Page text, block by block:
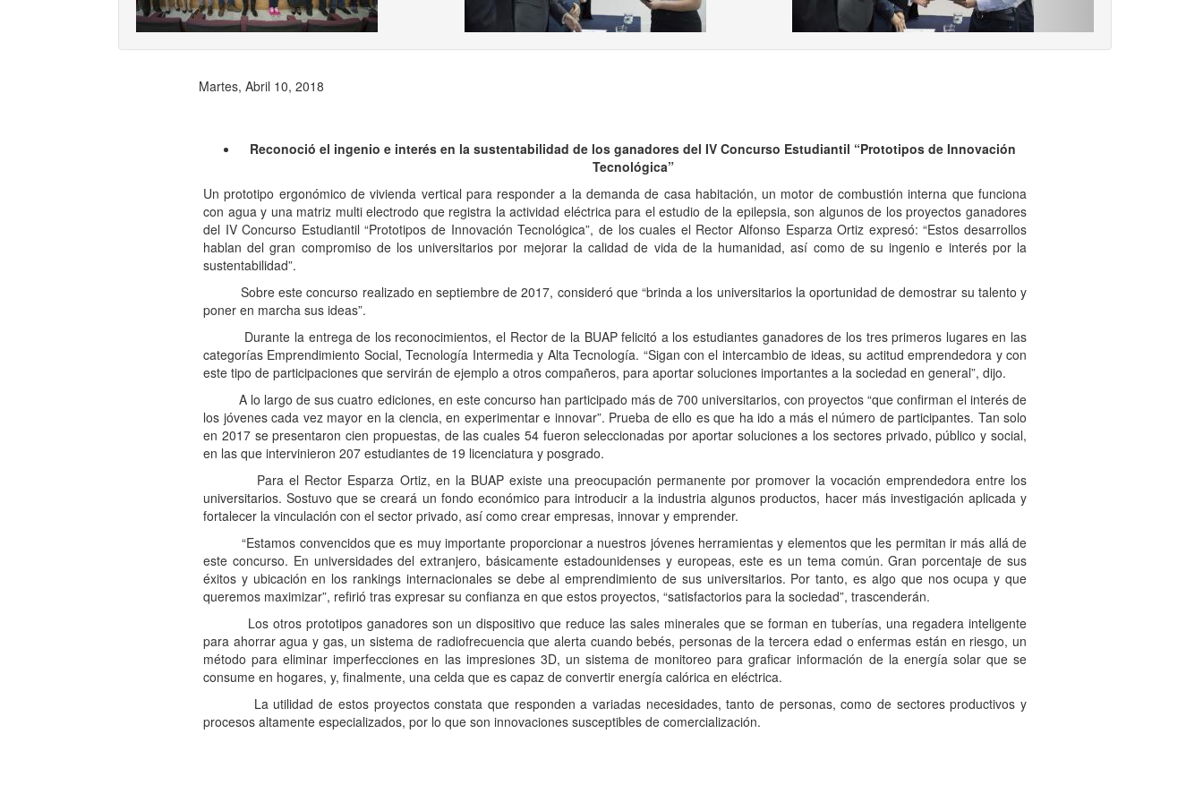
Martes, Abril 10, 2018
Reconoció el ingenio e interés en la sustentabilidad de los ganadores del IV Concurso Estudiantil “Prototipos de Innovación
Tecnológica”
Un prototipo ergonómico de vivienda vertical para responder a la demanda de casa habitación, un motor de combustión interna que funciona
con agua y una matriz multi electrodo que registra la actividad eléctrica para el estudio de la epilepsia, son algunos de los proyectos ganadores
del IV Concurso Estudiantil “Prototipos de Innovación Tecnológica”, de los cuales el Rector Alfonso Esparza Ortiz expresó: “Estos desarrollos
hablan del gran compromiso de los universitarios por mejorar la calidad de vida de la humanidad, así como de su ingenio e interés por la
sustentabilidad”.
Sobre este concurso realizado en septiembre de 2017, consideró que “brinda a los universitarios la oportunidad de demostrar su talento y
poner en marcha sus ideas”.
Durante la entrega de los reconocimientos, el Rector de la BUAP felicitó a los estudiantes ganadores de los tres primeros lugares en las
categorías Emprendimiento Social, Tecnología Intermedia y Alta Tecnología. “Sigan con el intercambio de ideas, su actitud emprendedora y con
este tipo de participaciones que servirán de ejemplo a otros compañeros, para aportar soluciones importantes a la sociedad en general”, dijo.
A lo largo de sus cuatro ediciones, en este concurso han participado más de 700 universitarios, con proyectos “que confirman el interés de
los jóvenes cada vez mayor en la ciencia, en experimentar e innovar”. Prueba de ello es que ha ido a más el número de participantes. Tan solo
en 2017 se presentaron cien propuestas, de las cuales 54 fueron seleccionadas por aportar soluciones a los sectores privado, público y social,
en las que intervinieron 207 estudiantes de 19 licenciatura y posgrado.
Para el Rector Esparza Ortiz, en la BUAP existe una preocupación permanente por promover la vocación emprendedora entre los
universitarios. Sostuvo que se creará un fondo económico para introducir a la industria algunos productos, hacer más investigación aplicada y
fortalecer la vinculación con el sector privado, así como crear empresas, innovar y emprender.
“Estamos convencidos que es muy importante proporcionar a nuestros jóvenes herramientas y elementos que les permitan ir más allá de
este concurso. En universidades del extranjero, básicamente estadounidenses y europeas, este es un tema común. Gran porcentaje de sus
éxitos y ubicación en los rankings internacionales se debe al emprendimiento de sus universitarios. Por tanto, es algo que nos ocupa y que
queremos maximizar”, refirió tras expresar su confianza en que estos proyectos, “satisfactorios para la sociedad”, trascenderán.
Los otros prototipos ganadores son un dispositivo que reduce las sales minerales que se forman en tuberías, una regadera inteligente
para ahorrar agua y gas, un sistema de radiofrecuencia que alerta cuando bebés, personas de la tercera edad o enfermas están en riesgo, un
método para eliminar imperfecciones en las impresiones 3D, un sistema de monitoreo para graficar información de la energía solar que se
consume en hogares, y, finalmente, una celda que es capaz de convertir energía calórica en eléctrica.
La utilidad de estos proyectos constata que responden a variadas necesidades, tanto de personas, como de sectores productivos y
procesos altamente especializados, por lo que son innovaciones susceptibles de comercialización.